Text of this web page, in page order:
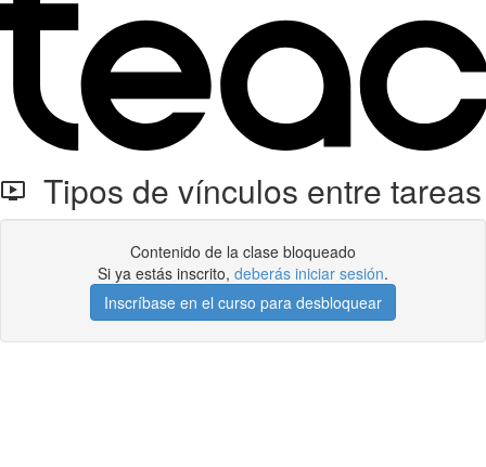
Tipos de vínculos entre tareas
Contenido de la clase bloqueado
Si ya estás inscrito, deberás iniciar sesión.
Inscríbase en el curso para desbloquear